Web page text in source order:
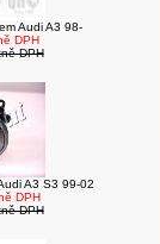
Audi A3 98-
DPH
DPH
A3 S3 99-02
DPH
DPH